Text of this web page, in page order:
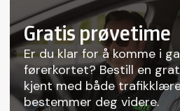
Gratis prøvetime
Er du klar for å komme i
førerkortet? Bestill en
kjent med både
bestemmer deg videre.